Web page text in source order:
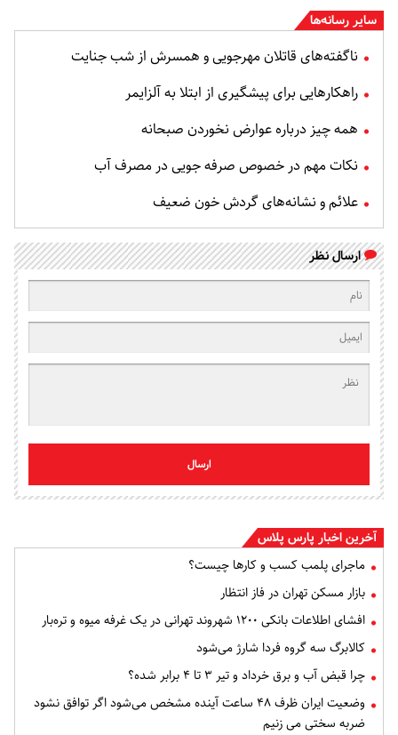
سایر رسانه‌ها
ناگفته‌های قاتلان مهرجویی و همسرش از شب جنایت
راهکارهایی برای پیشگیری از ابتلا به آلزایمر
همه چیز درباره عوارض نخوردن صبحانه
نکات مهم در خصوص صرفه جویی در مصرف آب
علائم و نشانه‌های گردش خون ضعیف
ارسال نظر
ارسال
آخرین اخبار پارس پلاس
ماجرای پلمب کسب و کارها چیست؟
بازار مسکن تهران در فاز انتظار
افشای اطلاعات بانکی ۱۲۰۰ شهروند تهرانی در یک غرفه میوه و تره‌بار
کالابرگ سه گروه فردا شارژ می‌شود
چرا قبض آب و برق خرداد و تیر ۳ تا ۴ برابر شده؟
وضعیت ایران ظرف ۴۸ ساعت آینده مشخص می‌شود اگر توافق نشود
ضربه سختی می زنیم